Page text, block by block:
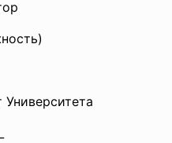
Университета